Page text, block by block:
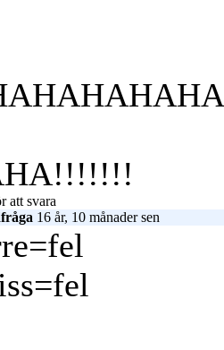
att svara
16 år, 10 månader sen